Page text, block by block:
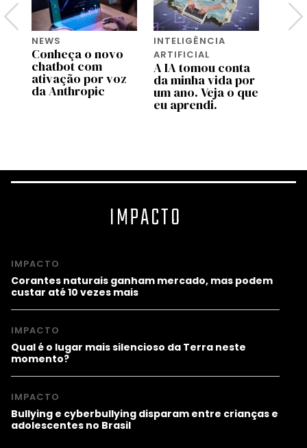
NEWS
Conheça o novo
chatbot com
ativação por voz
da Anthropic
INTELIGÊNCIA
ARTIFICIAL
A IA tomou conta
da minha vida por
um ano. Veja o que
eu aprendi.
IMPACTO
IMPACTO
Corantes naturais ganham mercado, mas podem
custar até 10 vezes mais
IMPACTO
Qual é o lugar mais silencioso da Terra neste
momento?
IMPACTO
Bullying e cyberbullying disparam entre crianças e
adolescentes no Brasil